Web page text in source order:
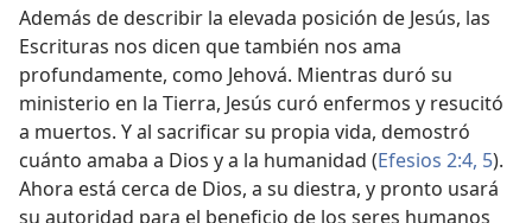
Además de describir la elevada posición de Jesús, las
Escrituras nos dicen que también nos ama
profundamente, como Jehová. Mientras duró su
ministerio en la Tierra, Jesús curó enfermos y resucitó
a muertos. Y al sacrificar su propia vida, demostró
cuánto amaba a Dios y a la humanidad (Efesios 2:4, 5).
Ahora está cerca de Dios, a su diestra, y pronto usará
su autoridad para el beneficio de los seres humanos